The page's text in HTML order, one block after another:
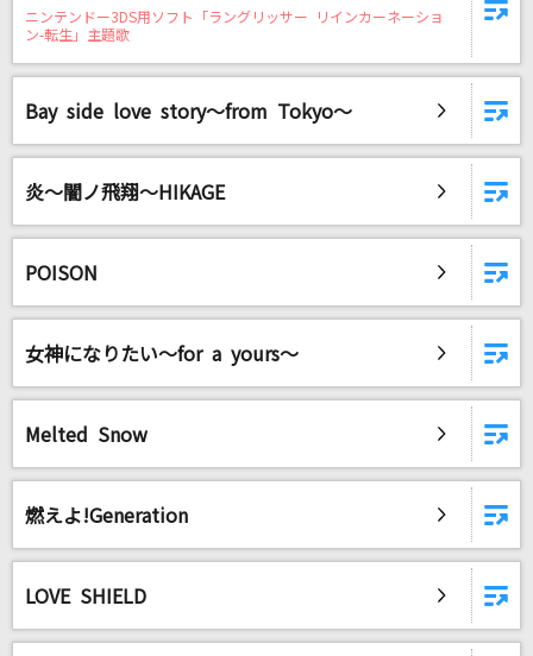
ニンテンドー3DS用ソフト「ラングリッサー リインカーネーショ
ン-転生」主題歌
Bay side love story～from Tokyo～
炎～闇ノ飛翔～HIKAGE
POISON
女神になりたい～for a yours～
Melted Snow
燃えよ!Generation
LOVE SHIELD